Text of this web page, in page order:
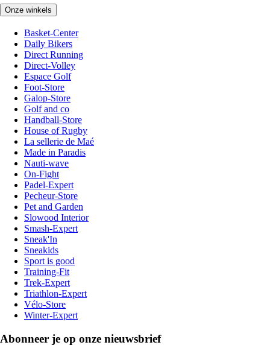
Onze winkels
Basket-Center
Daily Bikers
Direct Running
Direct-Volley
Espace Golf
Foot-Store
Galop-Store
Golf and co
Handball-Store
House of Rugby
La sellerie de Maé
Made in Paradis
Nauti-wave
On-Fight
Padel-Expert
Pecheur-Store
Pet and Garden
Slowood Interior
Smash-Expert
Sneak'In
Sneakids
Sport is good
Training-Fit
Trek-Expert
Triathlon-Expert
Vélo-Store
Winter-Expert
Abonneer je op onze nieuwsbrief